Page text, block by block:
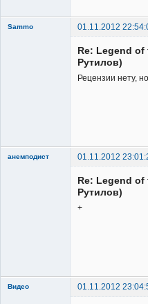
Sammo
01.11.2012
Re: Legend
Рутилов)
Рецензии нету,
анемподист
01.11.2012
Re: Legend
Рутилов)
+
Видео 01.11.2012